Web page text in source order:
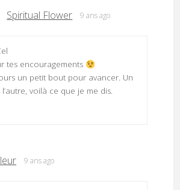
Spiritual Flower 9 ans ago
tes encouragements
un petit bout pour avancer. Un
voilà ce que je me dis.
9 ans ago